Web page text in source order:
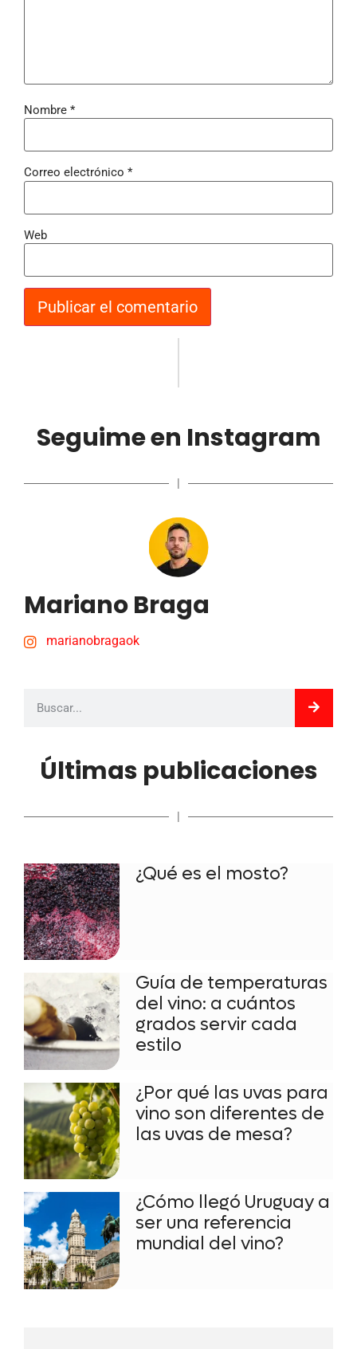
Nombre *
Correo electrónico *
Web
Seguime en Instagram
|
Mariano Braga
marianobragaok
Últimas publicaciones
|
¿Qué es el mosto?
Guía de temperaturas
del vino: a cuántos
grados servir cada
estilo
¿Por qué las uvas para
vino son diferentes de
las uvas de mesa?
¿Cómo llegó Uruguay a
ser una referencia
mundial del vino?